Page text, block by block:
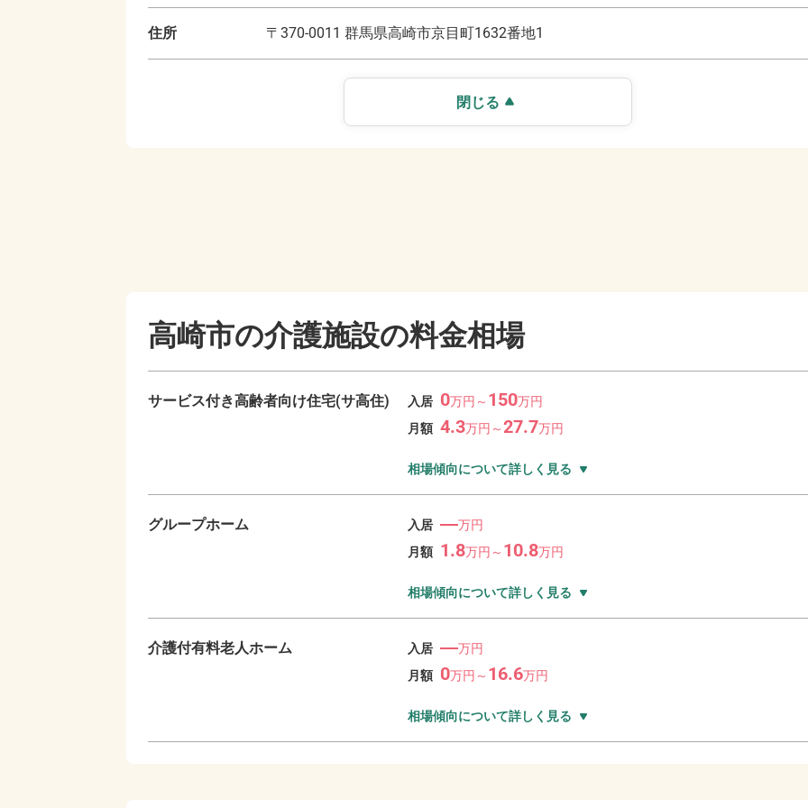
住所 〒 370-0011 群馬県高崎市京目町1632番地1
閉じる
高崎市の介護施設の料金相場
サービス付き高齢者向け住宅(サ高住) 入居 0万円～ 150万円
月額 4.3万円～27.7万円
相場傾向について詳しく見る
グループホーム 入居 ―万円
月額 1.8万円～ 10.8万円
相場傾向について詳しく見る
介護付有料老人ホーム 入居 ―万円
月額 0万円～ 16.6万円
相場傾向について詳しく見る